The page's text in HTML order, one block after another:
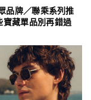
品牌／聯乘系列推
寶藏單品別再錯過